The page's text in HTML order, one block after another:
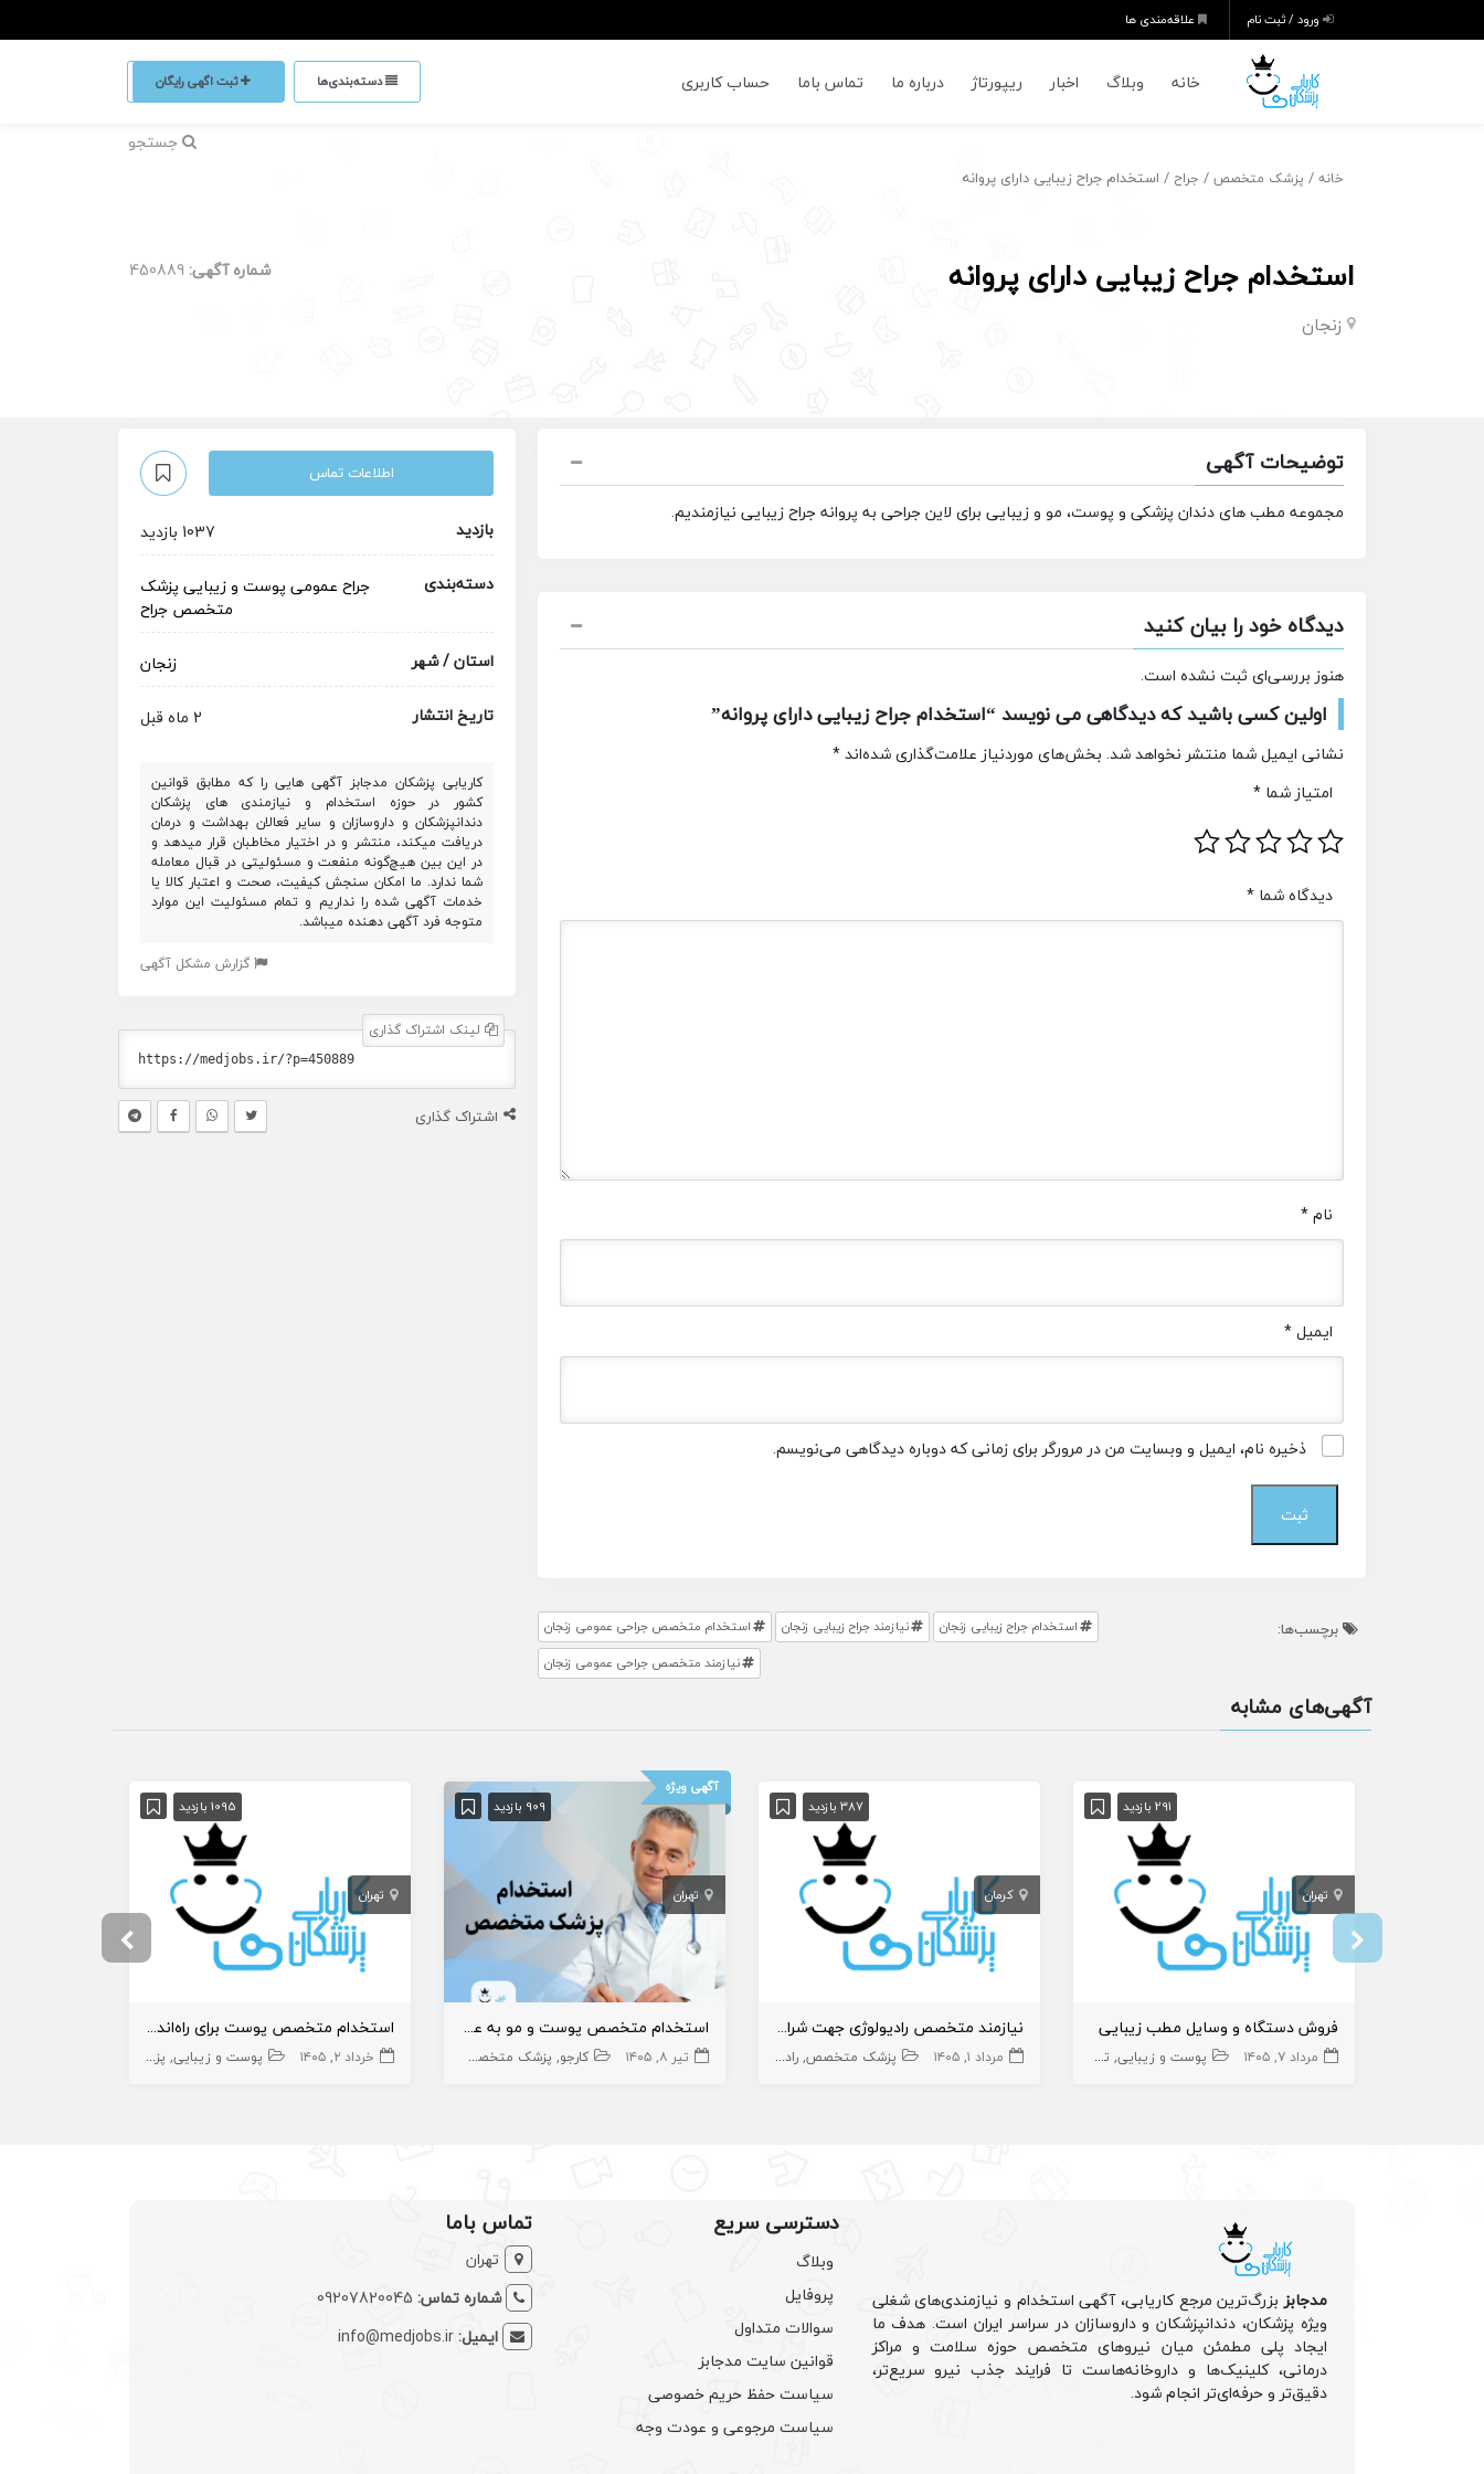
ورود / ثبت نام علاقه‌مندی ها
خانه وبلاگ اخبار ریپورتاژ درباره ما تماس باما حساب کاربری دسته‌بندی‌ها ثبت اگهی رایگان
جستجو
خانه / پزشک متخصص / جراح / استخدام جراح زیبایی دارای پروانه
استخدام جراح زیبایی دارای پروانه
زنجان
شماره آگهی: 450889
توضیحات آگهی
مجموعه مطب های دندان پزشکی و پوست، مو و زیبایی برای لاین جراحی به پروانه جراح زیبایی نیازمندیم.
دیدگاه خود را بیان کنید
هنوز بررسی‌ای ثبت نشده است.
اولین کسی باشید که دیدگاهی می نویسد “استخدام جراح زیبایی دارای پروانه”
نشانی ایمیل شما منتشر نخواهد شد. بخش‌های موردنیاز علامت‌گذاری شده‌اند*
امتیاز شما *
دیدگاه شما *
نام*
ایمیل*
ذخیره نام، ایمیل و وبسایت من در مرورگر برای زمانی که دوباره دیدگاهی می‌نویسم.
برچسب‌ها: استخدام جراح زیبایی زنجان نیازمند جراح زیبایی زنجان
استخدام متخصص جراحی عمومی زنجان
نیازمند متخصص جراحی عمومی زنجان
اطلاعات تماس
بازدید
1037 بازدید
دسته‌بندی
جراح عمومی پوست و زیبایی پزشک
متخصص جراح
استان / شهر
زنجان
تاریخ انتشار
2 ماه قبل
کاریابی پزشکان مدجابز آگهی هایی را که مطابق قوانین
کشور در حوزه استخدام و نیازمندی های پزشکان
دندانپزشکان و داروسازان و سایر فعالان بهداشت و درمان
دریافت میکند، منتشر و در اختیار مخاطبان قرار میدهد و
در این بین هیچ‌گونه منفعت و مسئولیتی در قبال معامله
شما ندارد. ما امکان سنجش کیفیت، صحت و اعتبار کالا یا
خدمات آگهی شده را نداریم و تمام مسئولیت این موارد
متوجه فرد آگهی دهنده میباشد.
گزارش مشکل آگهی
لینک اشتراک گذاری
اشتراک گذاری
آگهی‌های مشابه
291 بازدید
تهران
فروش دستگاه و وسایل مطب زیبایی
مرداد ۷, ۱۴۰۵ پوست و زیبایی تجهیزات زیبایی زیبایی تجهیزات
387 بازدید
کرمان
نیازمند متخصص رادیولوژی جهت شراکت برای راه اندازی قسمت رادیولوژی
مرداد ۱, ۱۴۰۵ پزشک متخصص رادیولوژی
آگهی ویژه
909 بازدید
تهران
استخدام متخصص پوست و مو به عنوان مسئول فنی
تیر ۸, ۱۴۰۵ کارجو پزشک متخصص مسئول فنی پوست
1095 بازدید
تهران
استخدام متخصص پوست برای راه‌اندازی مرکز زیبایی
خرداد ۲, ۱۴۰۵ پوست و زیبایی پزشک متخصص
مدجابزبزرگ‌ترین مرجع کاریابی، آگهی استخدام و نیازمندی‌های شغلی
ویژه پزشکان، دندانپزشکان و داروسازان در سراسر ایران است. هدف ما
ایجاد پلی مطمئن میان نیروهای متخصص حوزه سلامت و مراکز
درمانی، کلینیک‌ها و داروخانه‌هاست تا فرایند جذب نیرو سریع‌تر،
دقیق‌تر و حرفه‌ای‌تر انجام شود.
دسترسی سریع
وبلاگ
پروفایل
سوالات متداول
قوانین سایت مدجابز
سیاست حفظ حریم خصوصی
سیاست مرجوعی و عودت وجه
تماس باما
تهران
شماره تماس: 09207820045
ایمیل:info@medjobs.ir